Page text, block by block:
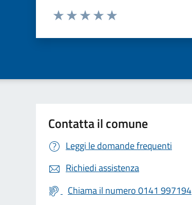
Valuta da 1 a 5 stelle la pagina
Contatta il comune
Leggi le domande frequenti
Richiedi assistenza
Chiama il numero 0141 997194